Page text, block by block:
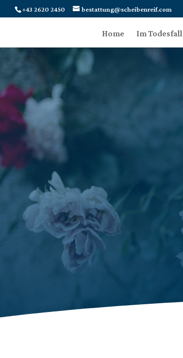
+43 2620 2450 bestattung@scheibenreif.com
Home Im Todesfall